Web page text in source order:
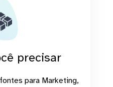
precisar
para Marketing,